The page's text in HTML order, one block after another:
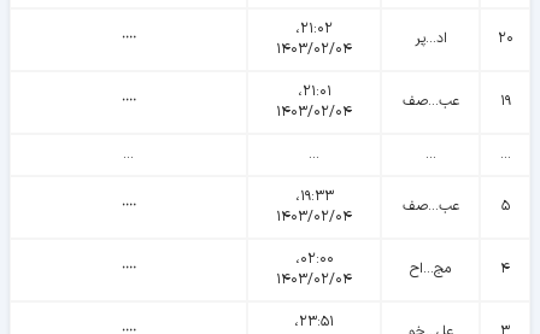
۲۰ اد...پر
۲۱:۰۲،
۱۴۰۳/۰۲/۰۴
᠁
۱۹ عب...صف
۲۱:۰۱،
۱۴۰۳/۰۲/۰۴
᠁
...
...
...
...
۵ عب...صف
۱۹:۳۳،
۱۴۰۳/۰۲/۰۴
᠁
۴ مج...اح
۰۲:۰۰،
۱۴۰۳/۰۲/۰۴
᠁
۲۳:۵۱،